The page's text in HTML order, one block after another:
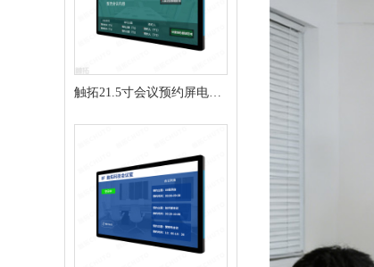
触拓21.5寸会议预约屏电子
门牌CT215H